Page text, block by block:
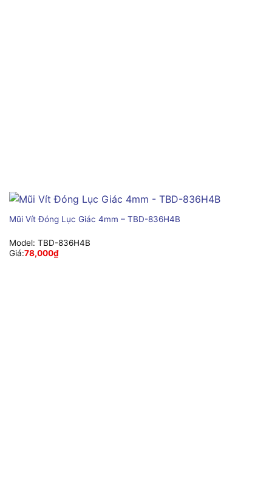
Mũi Vít Đóng Lục Giác 4mm – TBD-836H4B
Model: TBD-836H4B
Giá:78,000₫